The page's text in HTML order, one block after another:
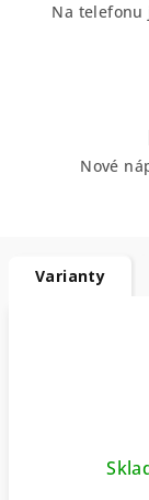
Na telefonu
Nové
Varianty